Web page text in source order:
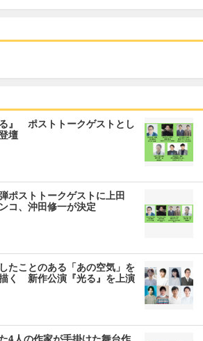
』 ポストトークゲストとし
壇
ポストトークゲストに上田
コ、沖田修一が決定
たことのある「あの空気」を
く 新作公演『光る』を上演
4人の作家が手掛けた舞台作